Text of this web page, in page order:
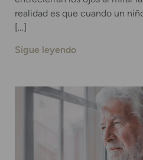
realidad es que cuando un
[…]
Sigue leyendo